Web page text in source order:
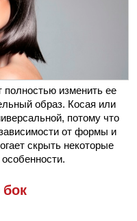
изменить ее
образ. Косая или
потому что
от формы и
скрыть некоторые
бок